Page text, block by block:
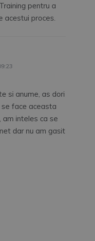
pentru a
acestui proces.
si anume, as dori
se face aceasta
am inteles ca se
dar nu am gasit